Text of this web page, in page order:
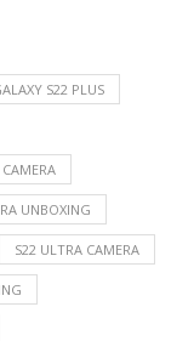
S22 PLUS
UNBOXING
S22 ULTRA CAMERA